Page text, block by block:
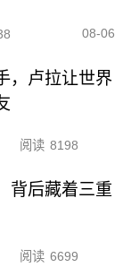
08-06
，卢拉让世界
阅读 8198
背后藏着三重
阅读 6699